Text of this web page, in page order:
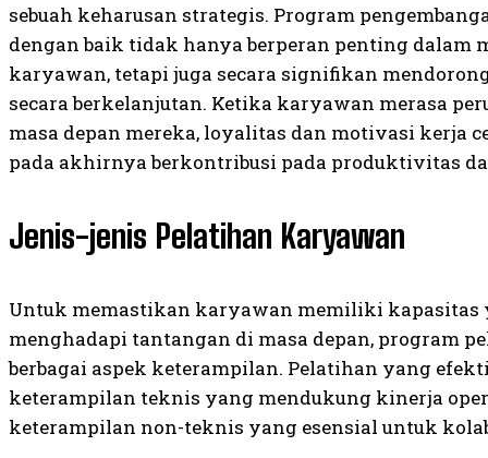
sebuah keharusan strategis. Program
dengan baik tidak hanya berperan penting dalam
karyawan, tetapi juga secara signifikan
secara berkelanjutan. Ketika karyawan merasa
masa depan mereka, loyalitas dan motivasi kerja
pada akhirnya berkontribusi pada produktivitas
Jenis-jenis Pelatihan Karyawan
Untuk memastikan karyawan memiliki kapasitas
menghadapi tantangan di masa depan, program
berbagai aspek keterampilan. Pelatihan yang
keterampilan teknis yang mendukung kinerja
keterampilan non-teknis yang esensial untuk